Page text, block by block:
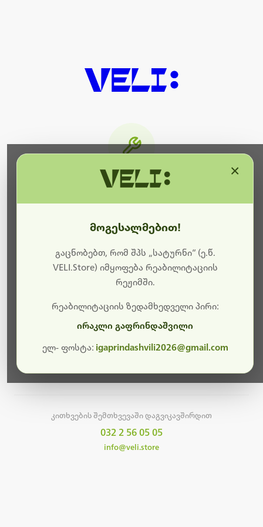
ბოდიშს გიხდით შეფერხებისთვის. ამჟამად
მიმდინარეობს საიტის განახლება და ტექნიკური
სამუშაოები.
მალე ისევ ხელმისაწვდომი იქნება. გმადლობთ
კითხვების შემთხვევაში დაგვიკავშირდით
032 2 56 05 05
info@veli.store
მოგესალმებით!
გაცნობებთ, რომ შპს „სატურნი“ (ე.წ.
VELI.Store) იმყოფება რეაბილიტაციის
რეჟიმში.
რეაბილიტაციის ზედამხედველი პირი:
ირაკლი გაფრინდაშვილი
ელ- ფოსტა: igaprindashvili2026@gmail.com
×